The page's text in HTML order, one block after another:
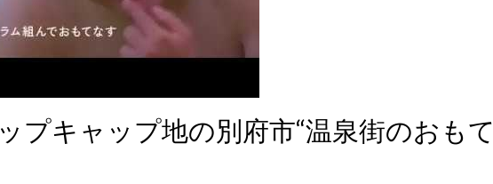
プキャップ地の別府市“温泉街のおもて